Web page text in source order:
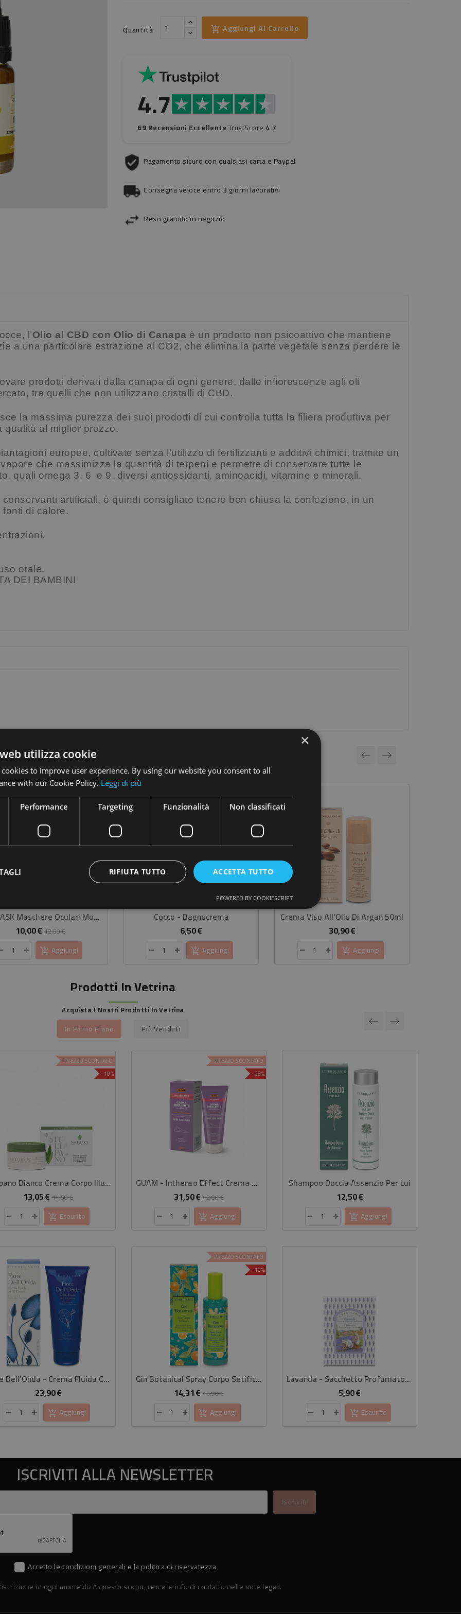
Quantità Aggiungi Al Carrello
4.7
69 Recensioni|Eccellente|TrustScore 4.7
Pagamento sicuro con qualsiasi carta e Paypal
Consegna veloce entro 3 giorni lavorativi
Reso gratuito in negozio
l’Olio al CBD con Olio di Canapa è un prodotto non psicoattivo che mantiene
a una particolare estrazione al CO2, che elimina la parte vegetale senza perdere le
prodotti derivati dalla canapa di ogni genere, dalle infiorescenze agli oli
tra quelli che non utilizzano cristalli di CBD.
la massima purezza dei suoi prodotti di cui controlla tutta la filiera produttiva per
qualità al miglior prezzo.
europee, coltivate senza l’utilizzo di fertilizzanti e additivi chimici, tramite un
che massimizza la quantità di terpeni e permette di conservare tutte le
quali omega 3, 6 e 9, diversi antiossidanti, aminoacidi, vitamine e minerali.
artificiali, è quindi consigliato tenere ben chiusa la confezione, in un
di calore.
orale.
DEI BAMBINI
-20%
PREZZO SCONTATO
EYE MASK Maschere Oculari Monouso
10,00 €Prezzo
base
12,50 €Prezzo
Aggiungi
Cocco - Bagnocrema
6,50 €
Aggiungi
Crema Viso All'Olio Di Argan 50ml
30,90 €Prezzo
Aggiungi
Prodotti In Vetrina
Acquista I Nostri Prodotti In Vetrina
In Primo Piano Più Venduti
-10%
PREZZO SCONTATO
Tulipano Bianco Crema Corpo Illuminante 100 Ml
13,05 €Prezzo
base
14,50 €Prezzo
Esaurito
Fiore Dell'Onda - Crema Fluida Corpo
23,90 €Prezzo
Aggiungi
-25%
PREZZO SCONTATO
GUAM - Inthenso Effect Crema Snellente Menopausa
31,50 €Prezzo
base
42,00 €Prezzo
Aggiungi
-10%
PREZZO SCONTATO
Gin Botanical Spray Corpo Setificante 100 Ml
14,31 €Prezzo
base
15,90 €Prezzo
Aggiungi
Shampoo Doccia Assenzio Per Lui
12,50 €Prezzo
Aggiungi
Lavanda - Sacchetto Profumato Per Cassetti
5,90 €
Esaurito
ISCRIVITI ALLA NEWSLETTER
Accetto le condizioni generali e la politica di riservatezza
in ogni momenti. A questo scopo, cerca le info di contatto nelle note legali.
×
utilizza cookie
to improve user experience. By using our website you consent to all
with our Cookie Policy. Leggi di più
Performance Targeting Funzionalità Non classificati
ACCETTA TUTTO
RIFIUTA TUTTO
POWERED BY COOKIESCRIPT